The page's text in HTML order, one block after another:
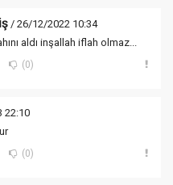
/ 26/12/2022 10:34
aldı inşallah iflah olmaz...
(0)
22:10
(0)